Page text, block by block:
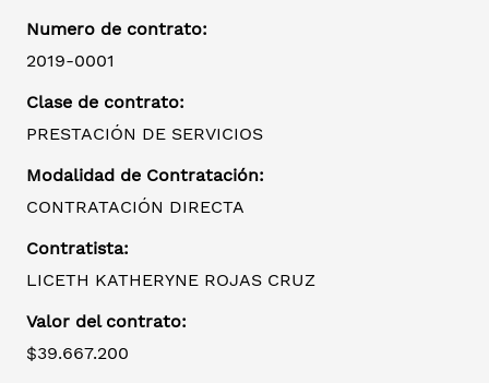
Numero de contrato:
2019-0001
Clase de contrato:
PRESTACIÓN DE SERVICIOS
Modalidad de Contratación:
CONTRATACIÓN DIRECTA
Contratista:
LICETH KATHERYNE ROJAS CRUZ
Valor del contrato:
$39.667.200